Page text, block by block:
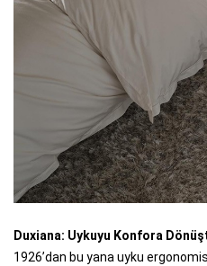
Duxiana: Uykuyu Konfora
1926’dan bu yana uyku